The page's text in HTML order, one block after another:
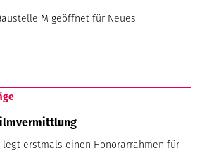
M geöffnet für Neues
legt erstmals einen Honorarrahmen für